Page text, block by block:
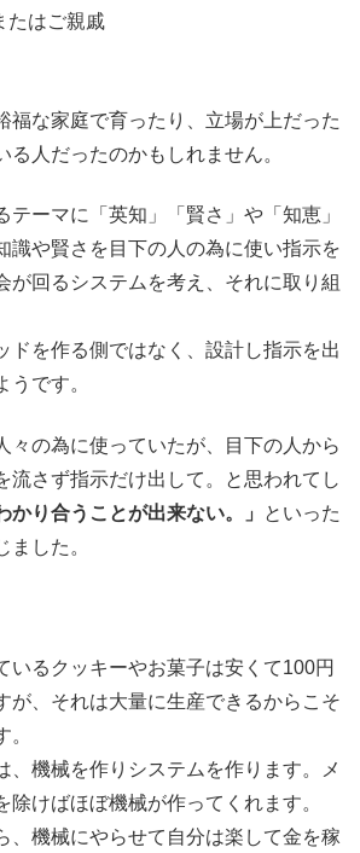
たはご親戚
福な家庭で育ったり、立場が上だった
る人だったのかもしれません。
テーマに「英知」「賢さ」や「知恵」
識や賢さを目下の人の為に使い指示を
が回るシステムを考え、それに取り組
ドを作る側ではなく、設計し指示を出
うです。
々の為に使っていたが、目下の人から
流さず指示だけ出して。と思われてし
かり合うことが出来ない。」
といった
ました。
いるクッキーやお菓子は安くて100円
が、それは大量に生産できるからこそ
、機械を作りシステムを作ります。メ
除けばほぼ機械が作ってくれます。
、機械にやらせて自分は楽して金を稼